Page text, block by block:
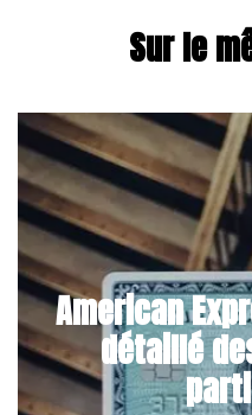
Sur le
American
détaillé